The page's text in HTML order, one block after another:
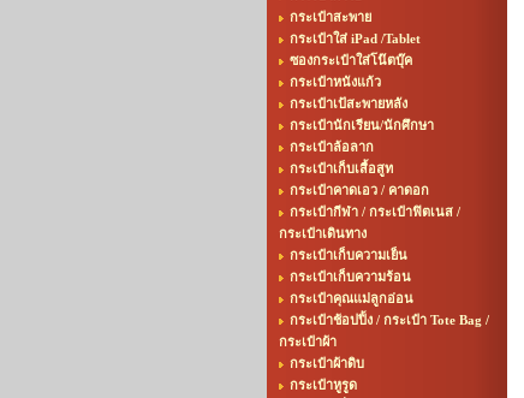
กระเป๋าสะพาย
กระเป๋าใส่ iPad /Tablet
ซองกระเป๋าใส่โน๊ตบุ๊ค
กระเป๋าหนังแก้ว
กระเป๋าเป้สะพายหลัง
กระเป๋านักเรียน/นักศึกษา
กระเป๋าล้อลาก
กระเป๋าเก็บเสื้อสูท
กระเป๋าคาดเอว / คาดอก
กระเป๋ากีฬา / กระเป๋าฟิตเนส /
กระเป๋าเดินทาง
กระเป๋าเก็บความเย็น
กระเป๋าเก็บความร้อน
กระเป๋าคุณแม่ลูกอ่อน
กระเป๋าช้อปปิ้ง / กระเป๋า Tote Bag /
กระเป๋าผ้า
กระเป๋าผ้าดิบ
กระเป๋าหูรูด